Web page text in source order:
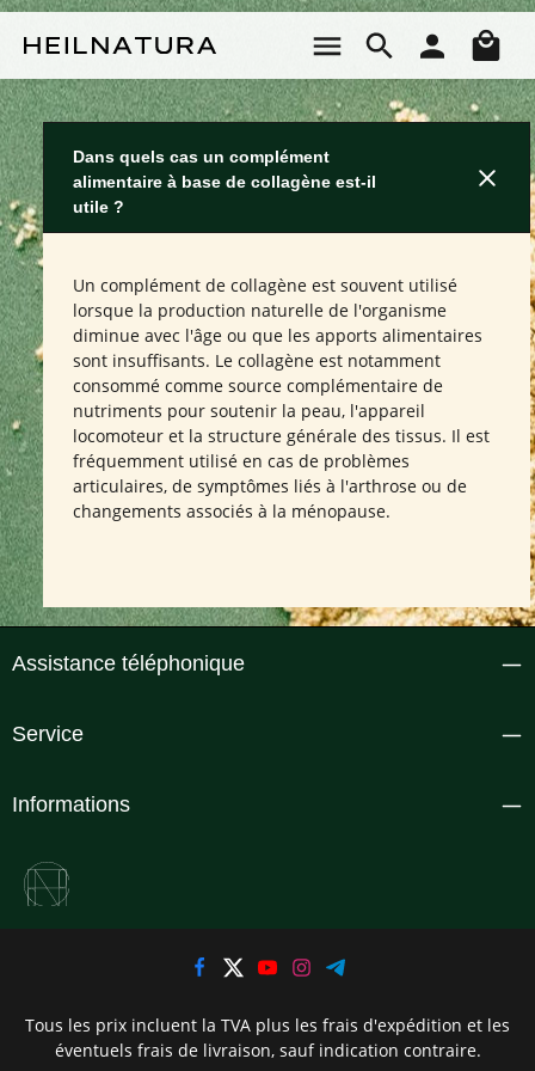
Dans quels cas un complément
alimentaire à base de collagène est-il
utile ?
Un complément de collagène est souvent utilisé
lorsque la production naturelle de l'organisme
diminue avec l'âge ou que les apports alimentaires
sont insuffisants. Le collagène est notamment
consommé comme source complémentaire de
nutriments pour soutenir la peau, l'appareil
locomoteur et la structure générale des tissus. Il est
fréquemment utilisé en cas de problèmes
articulaires, de symptômes liés à l'arthrose ou de
changements associés à la ménopause.
Assistance téléphonique
Service
Informations
Tous les prix incluent la TVA plus les frais d'expédition et les
éventuels frais de livraison, sauf indication contraire.